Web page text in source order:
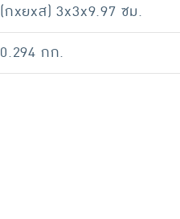
(กxยxส) 3x3x9.97 ซม.
0.294 กก.